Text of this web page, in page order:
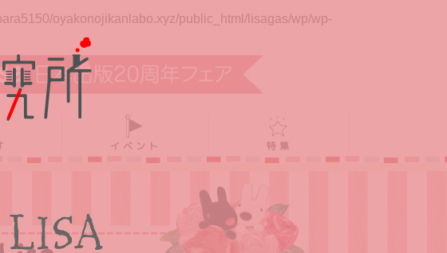
oyakonojikanlabo.xyz/public_html/lisagas/wp/wp-
イベント 特集